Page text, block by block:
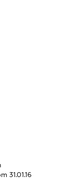
31.01.16